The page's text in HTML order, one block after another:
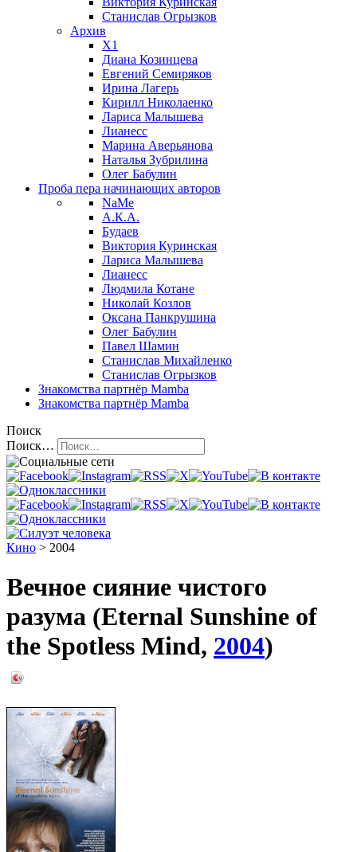
Станислав Огрызков
Архив
X1
Диана Козинцева
Евгений Семиряков
Ирина Лагерь
Кирилл Николаенко
Лариса Малышева
Лианесс
Марина Аверьянова
Наталья Зубрилина
Олег Бабулин
Проба пера начинающих авторов
NaMe
А.К.А.
Будаев
Виктория Куринская
Лариса Малышева
Лианесс
Людмила Котане
Николай Козлов
Оксана Панкрушина
Олег Бабулин
Павел Шамин
Станислав Михайленко
Станислав Огрызков
Знакомства партнёр Mamba
Знакомства партнёр Mamba
Поиск
Поиск…
Кино > 2004
Вечное сияние чистого
разума (Eternal Sunshine of
the Spotless Mind, 2004)